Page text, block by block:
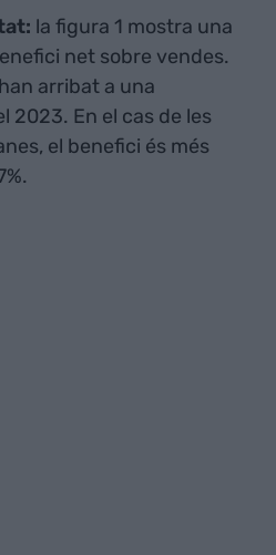
la figura 1 mostra una
net sobre vendes.
arribat a una
2023. En el cas de les
el benefici és més